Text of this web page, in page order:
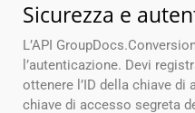
Sicurezza e
L’API
l’autenticazione. Devi
ottenere l’ID della chiave di
chiave di accesso segreta